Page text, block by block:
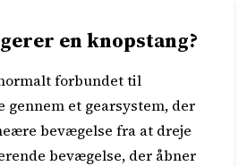
en knopstang?
forbundet til
gennem et gearsystem, der
bevægelse fra at dreje
bevægelse, der åbner